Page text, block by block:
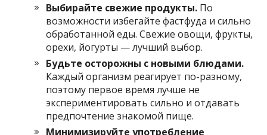
Выбирайте свежие продукты. По
возможности избегайте фастфуда и сильно
обработанной еды. Свежие овощи, фрукты,
орехи, йогурты — лучший выбор.
Будьте осторожны с новыми блюдами.
Каждый организм реагирует по-разному,
поэтому первое время лучше не
экспериментировать сильно и отдавать
предпочтение знакомой пище.
Минимизируйте употребление